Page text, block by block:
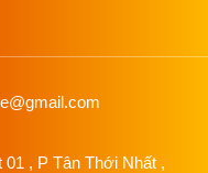
, P Tân Thới Nhất ,